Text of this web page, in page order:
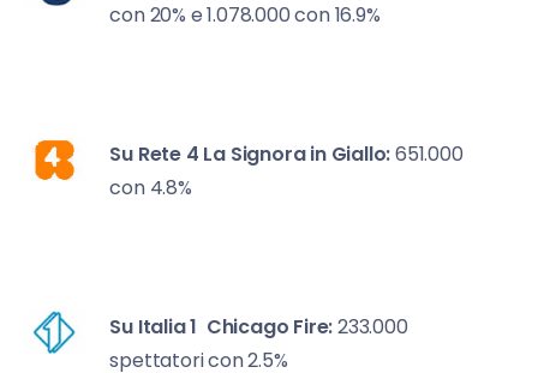
con 20% e 1.078.000 con 16.9%
Su Rete 4 La Signora in Giallo:651.000
con 4.8%
Su Italia 1 Chicago Fire:233.000
spettatori con 2.5%